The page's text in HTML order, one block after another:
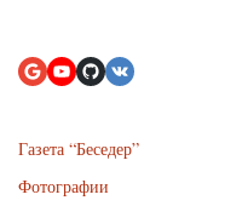
Газета “Беседер”
Фотографии